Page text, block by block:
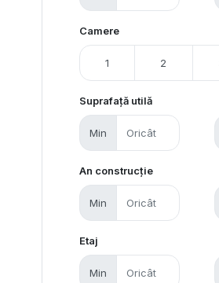
Camere
1 2
Suprafață utilă
Min
An construcție
Min
Etaj
Min